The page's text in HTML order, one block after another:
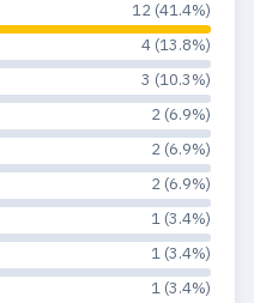
12 (41.4%)
4 (13.8%)
3 (10.3%)
2 (6.9%)
2 (6.9%)
2 (6.9%)
1 (3.4%)
1 (3.4%)
1 (3.4%)